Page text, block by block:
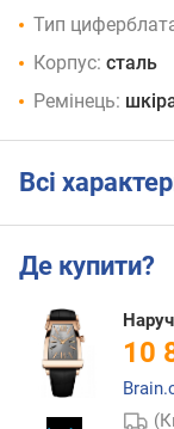
Тип
Корпус: сталь
Ремінець:
Всі
Де купити?
10